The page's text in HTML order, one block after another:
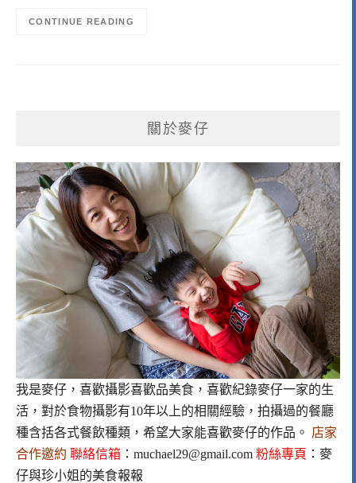
CONTINUE READING
關於麥仔
我是麥仔，喜歡攝影喜歡品美食，喜歡紀錄麥仔一家的生
活，對於食物攝影有10年以上的相關經驗，拍攝過的餐廳
種含括各式餐飲種類，希望大家能喜歡麥仔的作品。 店家
合作邀約 聯絡信箱 ： muchael29@gmail.com 粉絲專頁 ： 麥
仔與珍小姐的美食報報